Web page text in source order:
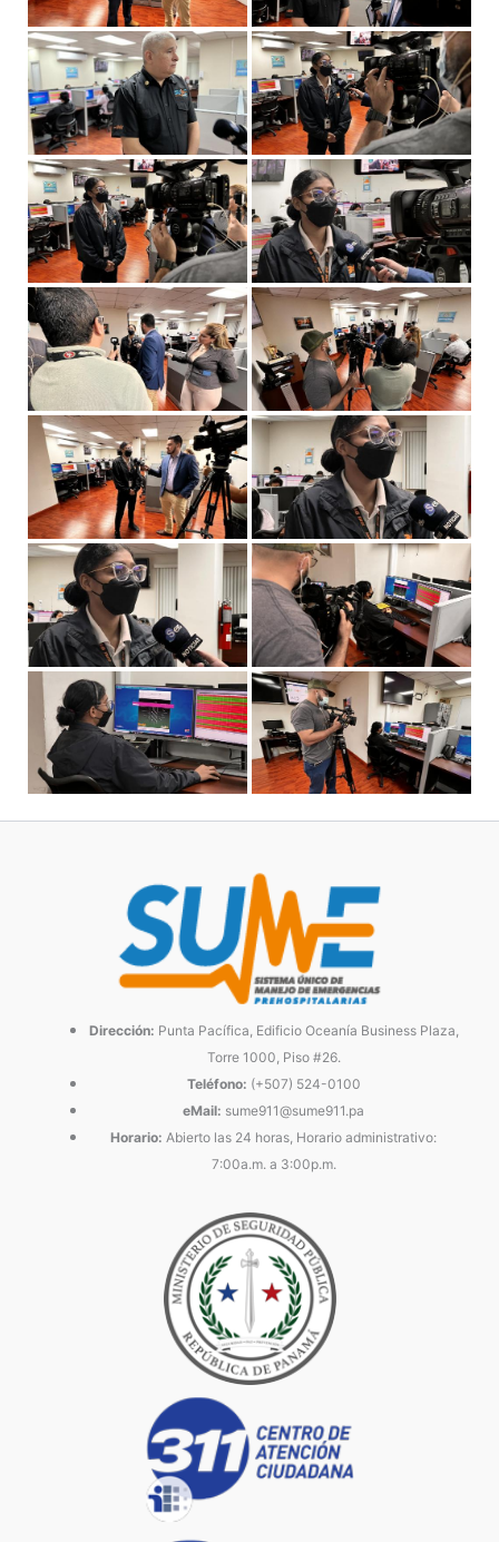
Dirección: Punta Pacífica, Edificio Oceanía Business Plaza,
Torre 1000, Piso #26.
Teléfono: (+507) 524-0100
eMail: sume911@sume911.pa
Horario: Abierto las 24 horas, Horario administrativo:
7:00a.m. a 3:00p.m.